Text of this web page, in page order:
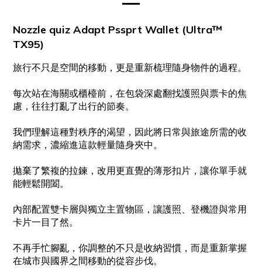
Nozzle quiz Adapt Pssprt Wallet (Ultra™
TX95)
旅行不只是空間的移動，更是重新梳理隨身物件的過程。
每次站在海關或櫃檯前，在包袋深處翻找護照與票卡的焦
慮，往往打亂了出行的節奏。
我們理解這種對秩序的渴望，因此將日常與旅途所需的收
納需求，濃縮進這款輕量隨身夾中。
拋棄了繁複的拉鍊，改用更直覺的薄形扣片，讓你單手就
能輕鬆開闔。
內部配置雙卡層與獨立主置物區，讓護照、登機證與常用
卡片一目了然。
不再手忙腳亂，你調整的不只是收納習慣，而是重新掌握
在城市與國界之間移動的從容步伐。